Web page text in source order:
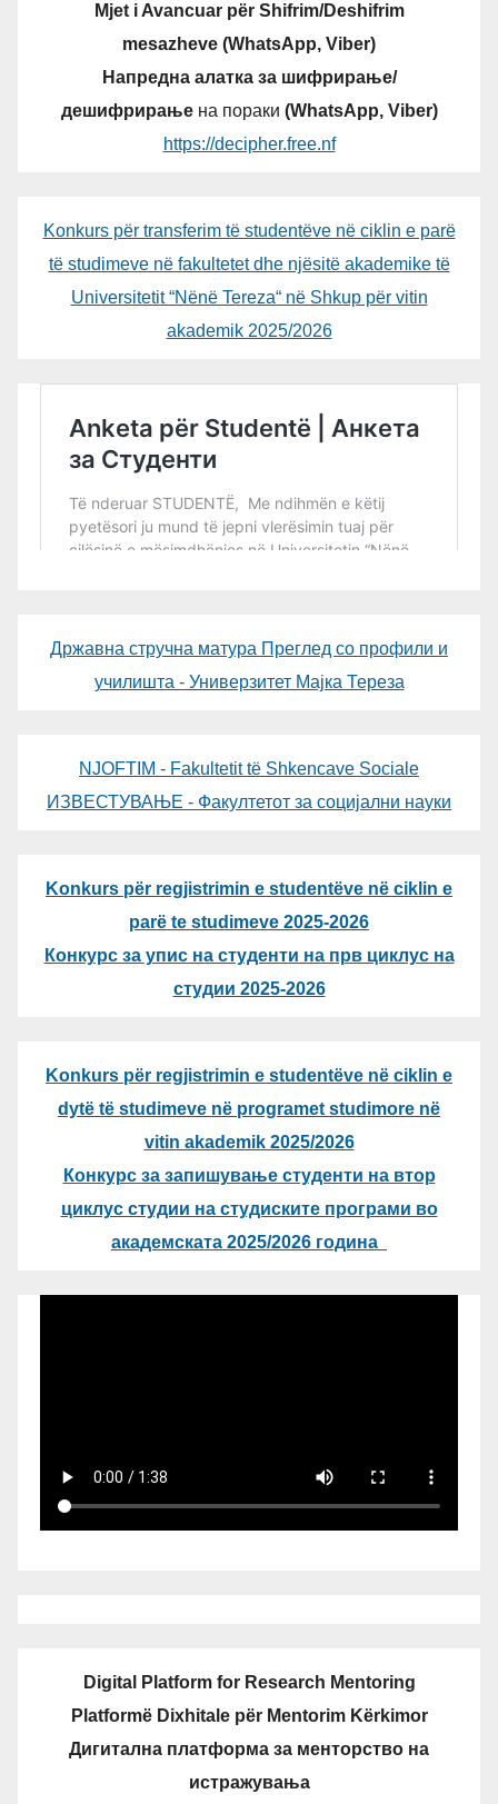
Mjet i Avancuar për Shifrim/Deshifrim
mesazheve (WhatsApp, Viber)
Напредна алатка за шифрирање/
дешифрирањена пораки (WhatsApp, Viber)
https://decipher.free.nf
Konkurs për transferim të studentëve në ciklin e parë
të studimeve në fakultetet dhe njësitë akademike të
Universitetit “Nënë Tereza“ në Shkup për vitin
akademik 2025/2026
Државна стручна матура Преглед со профили и
училишта - Универзитет Мајка Тереза
NJOFTIM - Fakultetit të Shkencave Sociale
ИЗВЕСТУВАЊЕ - Факултетот за социјални науки
Konkurs për regjistrimin e studentëve në ciklin e
parë te studimeve 2025-2026
Конкурс за упис на студенти на прв циклус на
студии 2025-2026
Konkurs për regjistrimin e studentëve në ciklin e
dytë të studimeve në programet studimore në
vitin akademik 2025/2026
Конкурс за запишување студенти на втор
циклус студии на студиските програми во
академската 2025/2026 година
Digital Platform for Research Mentoring
Platformë Dixhitale për Mentorim Kërkimor
Дигитална платформа за менторство на
истражувања